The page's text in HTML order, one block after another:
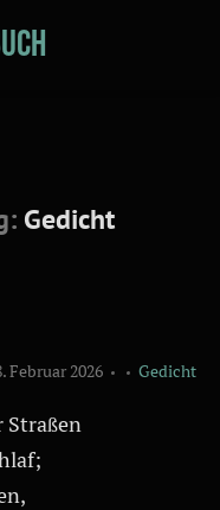
Gedicht
Februar 2026 Gedicht
Straßen